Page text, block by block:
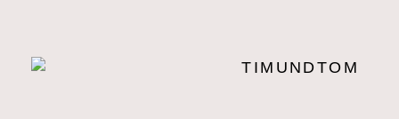
TIMUNDTOM